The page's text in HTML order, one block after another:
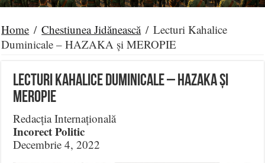
Home / Chestiunea Jidănească / Lecturi Kahalice
Duminicale – HAZAKA și MEROPIE
Lecturi Kahalice Duminicale – HAZAKA și
MEROPIE
Redacția Internațională
Incorect Politic
Decembrie 4, 2022